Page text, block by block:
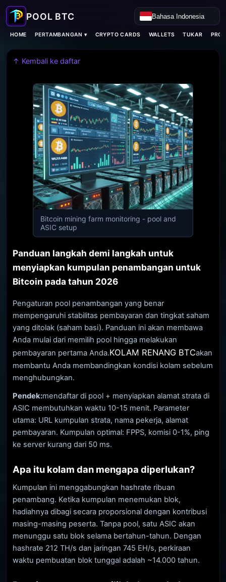
Bahasa Indonesia
HOME PERTAMBANGAN ▾ CRYPTO CARDS WALLETS TUKAR
↑ Kembali ke daftar
Bitcoin mining farm monitoring - pool and
ASIC setup
Panduan langkah demi langkah untuk
menyiapkan kumpulan penambangan untuk
Bitcoin pada tahun 2026
Pengaturan pool penambangan yang benar
mempengaruhi stabilitas pembayaran dan tingkat saham
yang ditolak (saham basi). Panduan ini akan membawa
Anda mulai dari memilih pool hingga melakukan
pembayaran pertama Anda.KOLAM RENANG BTCakan
membantu Anda membandingkan kondisi kolam sebelum
menghubungkan.
Pendek:mendaftar di pool + menyiapkan alamat strata di
ASIC membutuhkan waktu 10-15 menit. Parameter
utama: URL kumpulan strata, nama pekerja, alamat
pembayaran. Kumpulan optimal: FPPS, komisi 0-1%, ping
ke server kurang dari 50 ms.
Apa itu kolam dan mengapa diperlukan?
Kumpulan ini menggabungkan hashrate ribuan
penambang. Ketika kumpulan menemukan blok,
hadiahnya dibagi secara proporsional dengan kontribusi
masing-masing peserta. Tanpa pool, satu ASIC akan
menunggu satu blok selama bertahun-tahun. Dengan
hashrate 212 TH/s dan jaringan 745 EH/s, perkiraan
waktu pembuatan blok tunggal adalah ~14.000 tahun.